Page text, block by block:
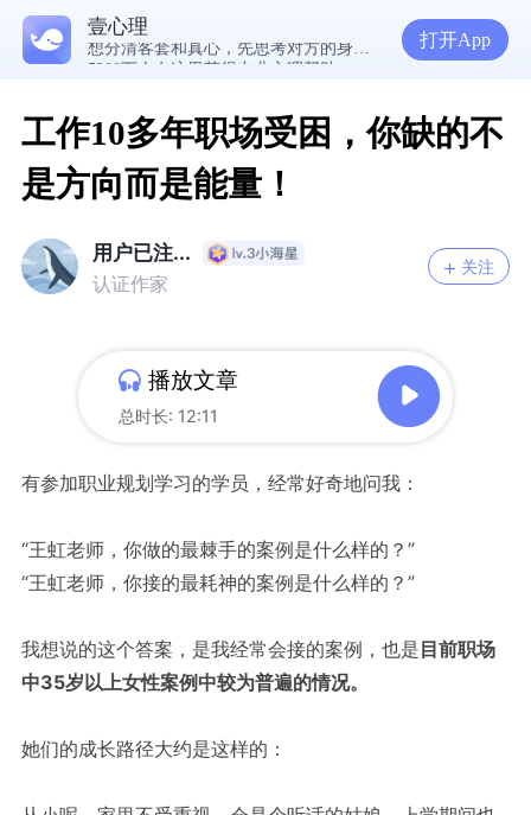
壹心理
5300万人在这里获得专业心理帮助
打开App
工作10多年职场受困，你缺的不
是方向而是能量！
用户已注...
认证作家
关注
播放文章
总时长: 12:11
有参加职业规划学习的学员，经常好奇地问我：
“王虹老师，你做的最棘手的案例是什么样的？”
“王虹老师，你接的最耗神的案例是什么样的？”
我想说的这个答案，是我经常会接的案例，也是目前职场
中35岁以上女性案例中较为普遍的情况。
她们的成长路径大约是这样的：